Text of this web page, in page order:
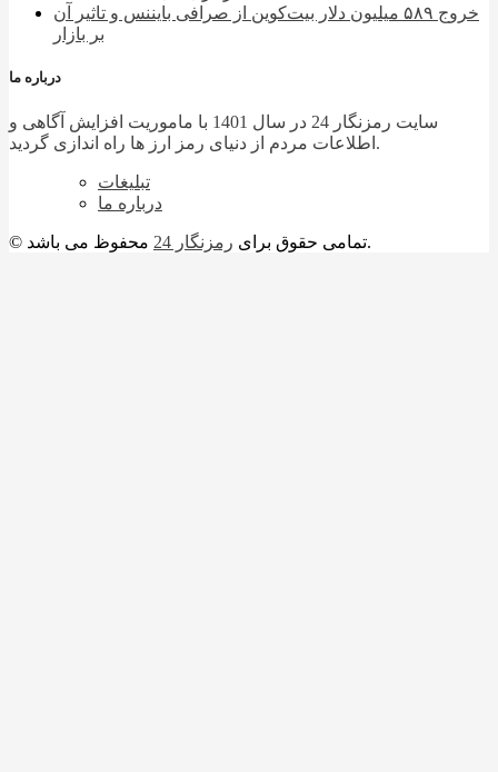
خروج ۵۸۹ میلیون دلار بیت‌کوین از صرافی بایننس و تاثیر آن
بر بازار
درباره ما
سایت رمزنگار 24 در سال 1401 با ماموریت افزایش آگاهی و
اطلاعات مردم از دنیای رمز ارز ها راه اندازی گردید.
تبلیغات
درباره ما
© تمامی حقوق برای رمزنگار 24 محفوظ می باشد.